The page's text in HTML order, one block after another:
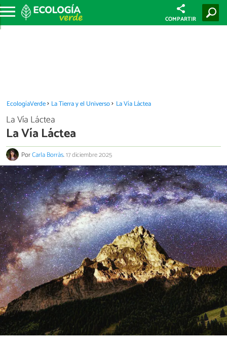
COMPARTIR
EcologíaVerde La Tierra y el Universo La Vía Láctea
La Vía Láctea
La Vía Láctea
PorCarla Borràs.17 diciembre 2025